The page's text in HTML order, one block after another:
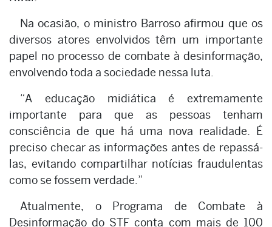
Na ocasião, o ministro Barroso afirmou que os
diversos atores envolvidos têm um importante
papel no processo de combate à desinformação,
envolvendo toda a sociedade nessa luta.
“A educação midiática é extremamente
importante para que as pessoas tenham
consciência de que há uma nova realidade. É
preciso checar as informações antes de repassá-
las, evitando compartilhar notícias fraudulentas
como se fossem verdade.”
Atualmente, o Programa de Combate à
Desinformação do STF conta com mais de 100